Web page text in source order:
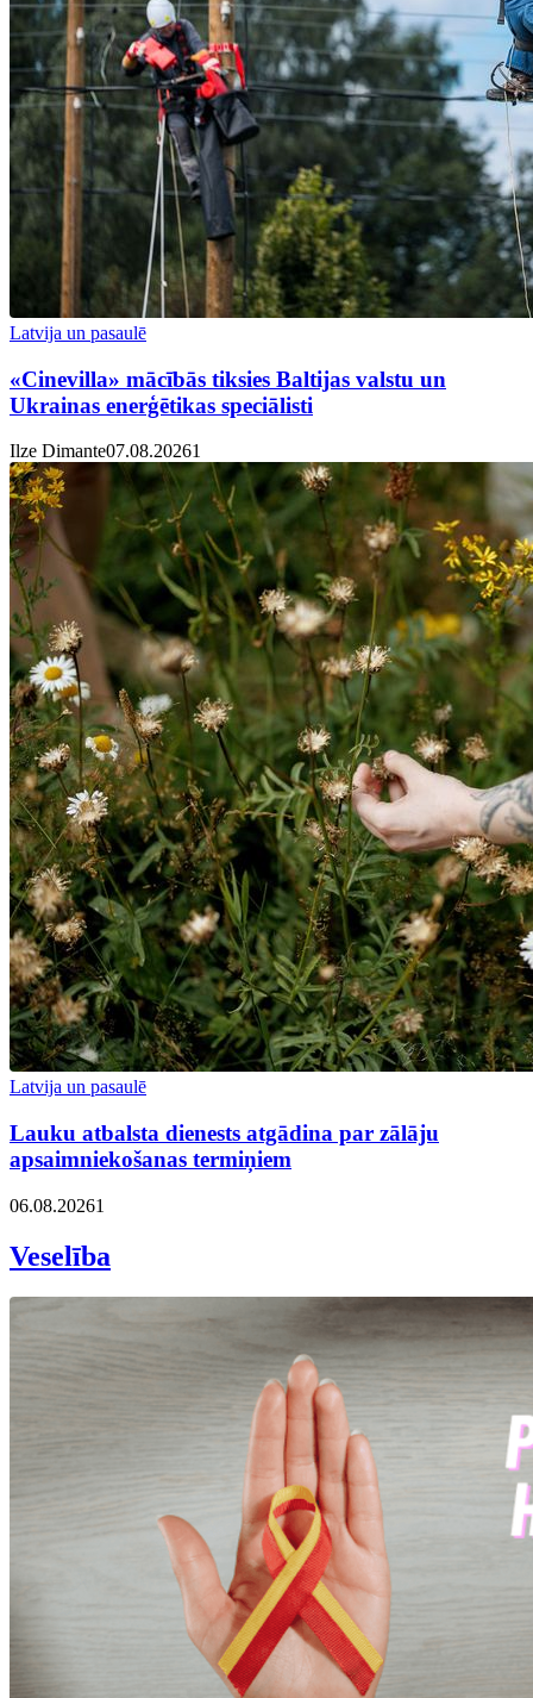
Latvija un pasaulē
«Cinevilla» mācībās tiksies Baltijas valstu un
Ukrainas enerģētikas speciālisti
Ilze Dimante07.08.20261
Latvija un pasaulē
Lauku atbalsta dienests atgādina par zālāju
apsaimniekošanas termiņiem
06.08.20261
Veselība